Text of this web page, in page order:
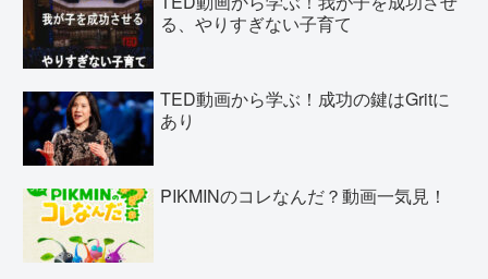
る、やりすぎない子育て
TED動画から学ぶ！成功の鍵はGritに
あり
PIKMINのコレなんだ？動画一気見！